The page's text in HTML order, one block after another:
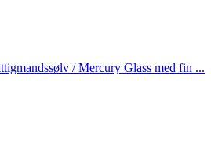
/ Mercury Glass med fin ...